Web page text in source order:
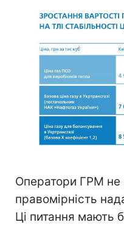
Оператори ГРМ не
правомірність
Ці питання мають